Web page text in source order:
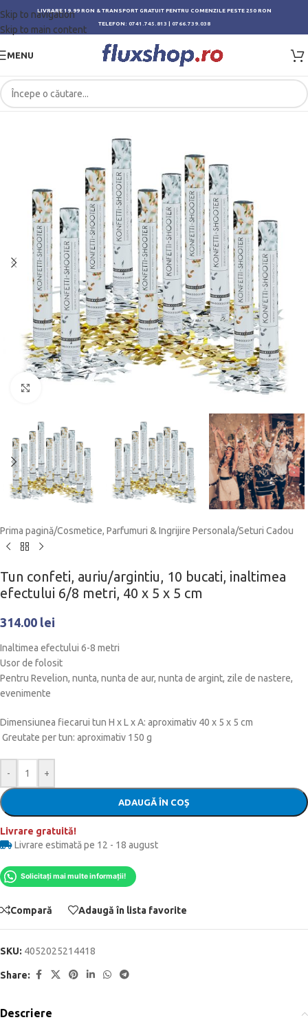
Skip to navigation
Skip to main content
LIVRARE 19.99 RON & TRANSPORT GRATUIT PENTRU COMENZILE PESTE 250 RON
TELEFON: 0741.745.813 0766.739.038
MENU
Prima pagină/Cosmetice, Parfumuri & Ingrijire Personala/Seturi Cadou
Tun confeti, auriu/argintiu, 10 bucati, inaltimea
efectului 6/8 metri, 40 x 5 x 5 cm
314.00 lei
Inaltimea efectului 6-8 metri
Usor de folosit
Pentru Revelion, nunta, nunta de aur, nunta de argint, zile de nastere,
evenimente
Dimensiunea fiecarui tun H x L x A: aproximativ 40 x 5 x 5 cm
Greutate per tun: aproximativ 150 g
- +
ADAUGĂ ÎN COȘ
Livrare gratuită!
Livrare estimată pe 12 - 18 august
Solicitați mai multe informații!
Compară Adaugă în lista favorite
SKU: 4052025214418
Share:
Descriere